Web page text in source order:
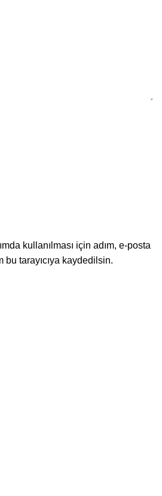
kullanılması için adım, e-posta
tarayıcıya kaydedilsin.